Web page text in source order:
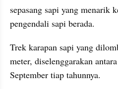
sepasang sapi yang menarik
pengendali sapi berada.
Trek karapan sapi yang
meter, diselenggarakan
September tiap tahunnya.